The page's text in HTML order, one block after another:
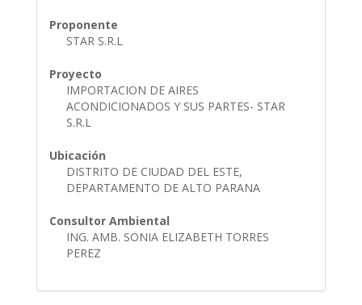
Proponente
STAR S.R.L
Proyecto
IMPORTACION DE AIRES
ACONDICIONADOS Y SUS PARTES- STAR
S.R.L
Ubicación
DISTRITO DE CIUDAD DEL ESTE,
DEPARTAMENTO DE ALTO PARANA
Consultor Ambiental
ING. AMB. SONIA ELIZABETH TORRES
PEREZ